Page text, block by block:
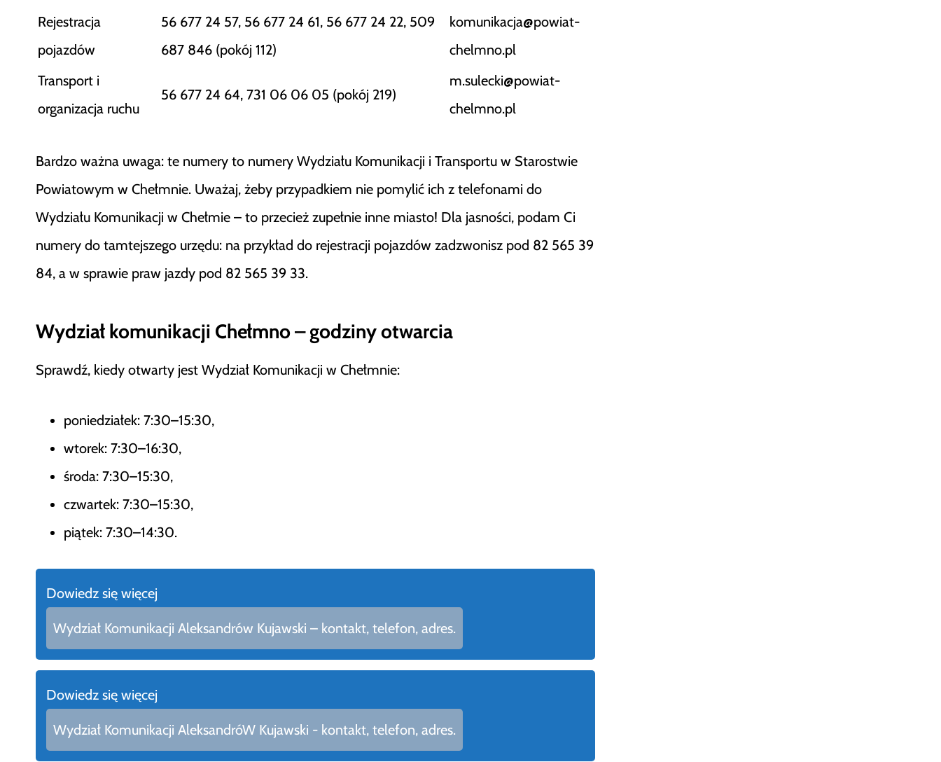
Rejestracja
pojazdów
56 677 24 57, 56 677 24 61, 56 677 24 22, 509
687 846 (pokój 112)
komunikacja@powiat-
chelmno.pl
Transport i
organizacja ruchu
56 677 24 64, 731 06 06 05 (pokój 219)
m.sulecki@powiat-
chelmno.pl
Bardzo ważna uwaga: te numery to numery Wydziału Komunikacji i Transportu w Starostwie
Powiatowym w Chełmnie. Uważaj, żeby przypadkiem nie pomylić ich z telefonami do
Wydziału Komunikacji w Chełmie – to przecież zupełnie inne miasto! Dla jasności, podam Ci
numery do tamtejszego urzędu: na przykład do rejestracji pojazdów zadzwonisz pod 82 565 39
84, a w sprawie praw jazdy pod 82 565 39 33.
Wydział komunikacji Chełmno – godziny otwarcia
Sprawdź, kiedy otwarty jest Wydział Komunikacji w Chełmnie:
poniedziałek: 7:30–15:30,
wtorek: 7:30–16:30,
środa: 7:30–15:30,
czwartek: 7:30–15:30,
piątek: 7:30–14:30.
Dowiedz się więcej
Wydział Komunikacji Aleksandrów Kujawski – kontakt, telefon, adres.
Dowiedz się więcej
Wydział Komunikacji AleksandróW Kujawski - kontakt, telefon, adres.